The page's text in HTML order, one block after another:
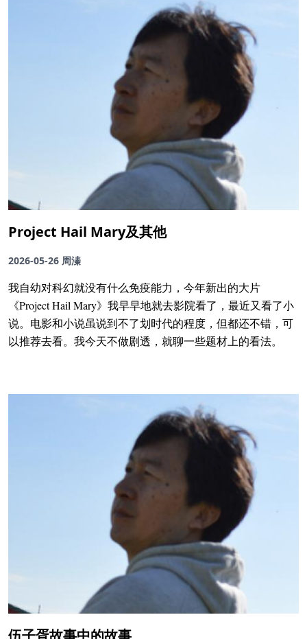
Project Hail Mary及其他
2026-05-26 周溱
我自幼对科幻就没有什么免疫能力，今年新出的大片
《Project Hail Mary》我早早地就去影院看了，最近又看了小
说。电影和小说虽说到不了划时代的程度，但都还不错，可
以推荐去看。我今天不做剧透，就聊一些题材上的看法。
伍子胥故事中的故事